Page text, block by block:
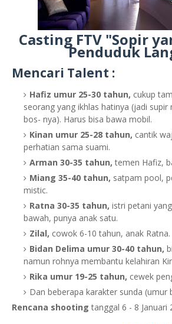
Casting FTV "Sopir
Penduduk
Mencari Talent :
Hafiz umur 25-30 tahun, cukup
seorang yang ikhlas hatinya (jadi
bos- nya). Harus bisa bawa mobil.
Kinan umur 25-28 tahun, cantik
perhatian sama suami.
Arman 30-35 tahun, temen Hafiz,
Miang 35-40 tahun, satpam pool,
mistic.
Ratna 30-35 tahun, istri petani
bawah, punya anak satu.
Zilal, cowok 6-10 tahun, anak Ratna.
Bidan Delima umur 30-40 tahun,
namun rohnya membantu kelahiran
Rika umur 19-25 tahun, cewek
Dan beberapa karakter sunda (umur
Rencana shooting tanggal 6 - 8 Januari